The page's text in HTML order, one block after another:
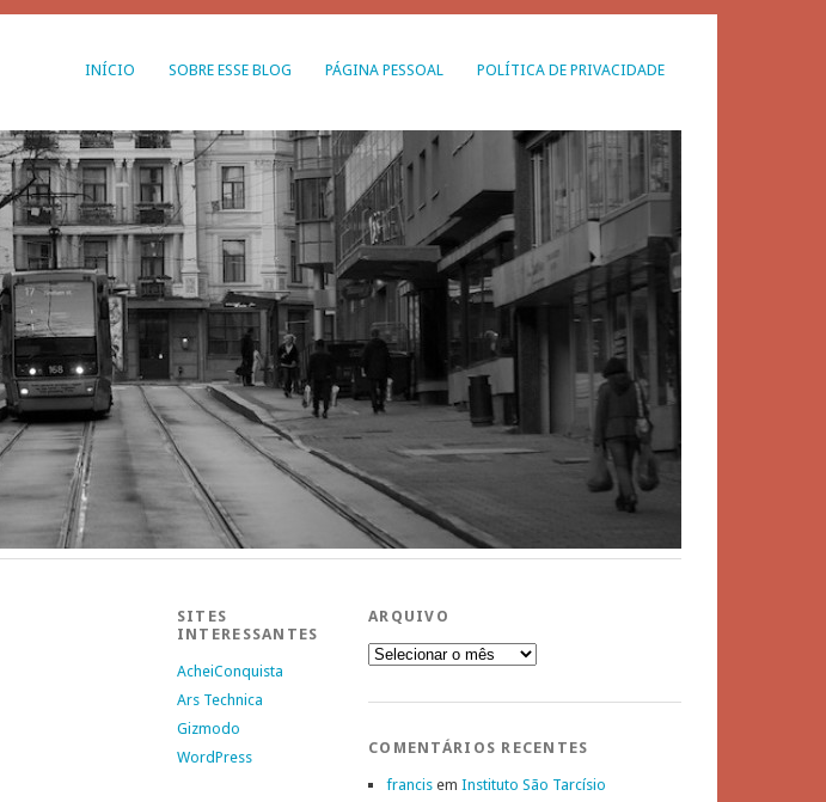
INÍCIO SOBRE ESSE BLOG PÁGINA PESSOAL POLÍTICA DE PRIVACIDADE
SITES
INTERESSANTES
AcheiConquista
Ars Technica
Gizmodo
WordPress
ARQUIVO
Arquivo
COMENTÁRIOS RECENTES
francis em Instituto São Tarcísio